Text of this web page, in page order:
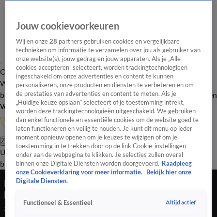
Overzicht Onze programma's Uitzendingen Onze gezichten
In de
WandelgangenInterviewsUitzending
bijwonenPodcastShopVeelgestelde vragenKijkersvraag insturen
Volg Vandaag Inside
Zoeken
UitzendingenVandaag InsideDe OranjezomerShopUitzending
bijwonen
René giert om mislukte omhelzing Van Gaal bij
Duitse sportverslaggeefster
30 mrt 2022, 23:05
Jouw cookievoorkeuren
Wij en onze28 partners gebruiken cookies en vergelijkbare
technieken om informatie te verzamelen over jou als gebruiker van
onze website(s), jouw gedrag en jouw apparaten. Als je „Alle
cookies accepteren” selecteert, worden trackingtechnologieën
ingeschakeld om onze advertenties en content te kunnen
personaliseren, onze producten en diensten te verbeteren en om
de prestaties van advertenties en content te meten. Als je
„Huidige keuze opslaan” selecteert of je toestemming intrekt,
worden deze trackingtechnologieën uitgeschakeld. We gebruiken
dan enkel functionele en essentiële cookies om de website goed te
laten functioneren en veilig te houden. Je kunt dit menu op ieder
moment opnieuw openen om je keuzes te wijzigen of om je
toestemming in te trekken door op de link Cookie-instellingen
onder aan de webpagina te klikken. Je selecties zullen overal
binnen onze Digitale Diensten worden doorgevoerd. Raadpleeg
onze Cookieverklaring voor meer informatie.
Bekijk hier onze
Digitale Diensten.
Functioneel & Essentieel Altijd actief